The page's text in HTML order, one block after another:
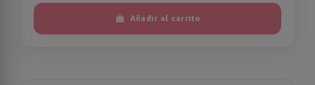
Añadir al carrito